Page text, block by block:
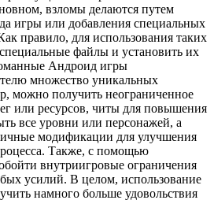
взломы делаются путем
игры или добавления специальных
правило, для использования таких
файлы и установить их
Андроид игры
множество уникальных
можно получить неограниченное
или ресурсов, читы для повышения
все уровни или персонажей, а
модификации для улучшения
Также, с помощью
внутриигровые ограничения
усилий. В целом, использование
намного больше удовольствия